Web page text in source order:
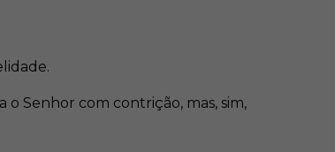
Senhor com contrição, mas, sim,